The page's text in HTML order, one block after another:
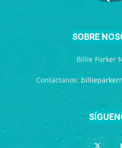
SOBRE
Billie Parker
Contáctanos: